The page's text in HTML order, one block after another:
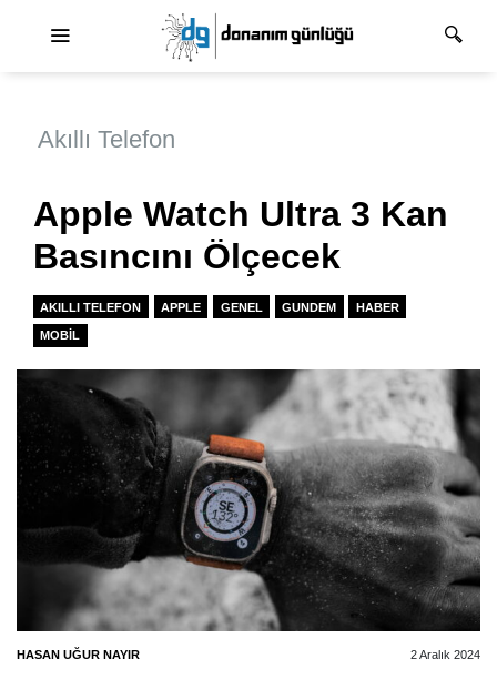
Akıllı Telefon
Apple Watch Ultra 3 Kan
Basıncını Ölçecek
AKILLI TELEFON APPLE GENEL GUNDEM HABER
MOBIL
HASAN UĞUR NAYIR 2 Aralık 2024